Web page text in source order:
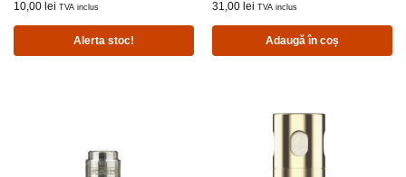
10,00 lei TVA inclus
Alerta stoc!
31,00 lei TVA inclus
Adaugă în coș